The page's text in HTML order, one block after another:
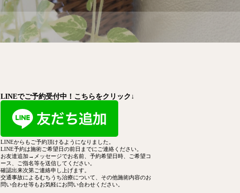
LINEでご予約受付中！こちらをクリック↓
LINEからもご予約頂けるようになりました。
LINE予約は施術ご希望日の前日までにご連絡ください。
お友達追加→メッセージでお名前、予約希望日時、ご希望コ
ース、
ご指名等を送信してください。
確認出来次第ご連絡申し上げます。
交通事故によるむちうち治療について、その他施術内容のお
問い合わせ等もお気軽にお問い合わせください。